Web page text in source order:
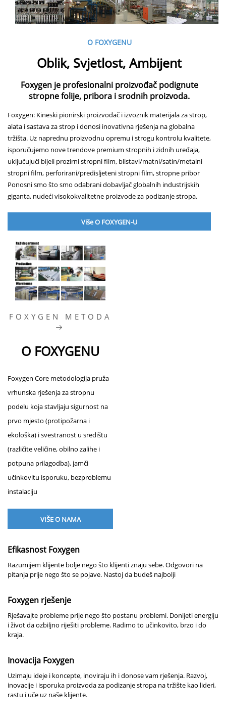
O FOXYGENU
Oblik, Svjetlost, Ambijent
Foxygen je profesionalni proizvođač podignute
stropne folije, pribora i srodnih proizvoda.
Foxygen: Kineski pionirski proizvođač i izvoznik materijala za strop,
alata i sastava za strop i donosi inovativna rješenja na globalna
tržišta. Uz naprednu proizvodnu opremu i strogu kontrolu kvalitete,
isporučujemo nove trendove premium stropnih i zidnih uređaja,
uključujući bijeli prozirni stropni film, blistavi/matni/satin/metalni
stropni film, perforirani/predisljeteni stropni film, stropne pribor
Ponosni smo što smo odabrani dobavljač globalnih industrijskih
giganta, nudeći visokokvalitetne proizvode za podizanje stropa.
Više O FOXYGEN-U
FOXYGEN METODA
O FOXYGENU
Foxygen Core metodologija pruža
vrhunska rješenja za stropnu
podelu koja stavljaju sigurnost na
prvo mjesto (protipožarna i
ekološka) i svestranost u središtu
(različite veličine, obilno zalihe i
potpuna prilagodba), jamči
učinkovitu isporuku, bezproblemu
instalaciju
VIŠE O NAMA
Efikasnost Foxygen
Razumijem klijente bolje nego što klijenti znaju sebe. Odgovori na
pitanja prije nego što se pojave. Nastoj da budeš najbolji
Foxygen rješenje
Rješavajte probleme prije nego što postanu problemi. Donijeti energiju
i život da ozbiljno riješiti probleme. Radimo to učinkovito, brzo i do
kraja.
Inovacija Foxygen
Uzimaju ideje i koncepte, inoviraju ih i donose vam rješenja. Razvoj,
inovacije i isporuka proizvoda za podizanje stropa na tržište kao lideri,
rastu i uče uz naše klijente.